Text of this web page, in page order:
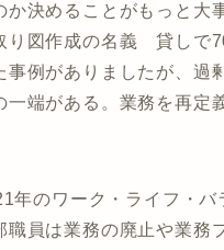
か決めることがもっと大
り図作成の名義 貸しで
事例がありましたが、
一端がある。業務を再定
年のワーク・ライフ・バ
職員は業務の廃止や業務